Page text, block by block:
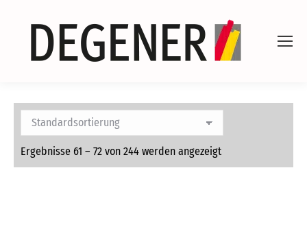
Ergebnisse 61 – 72 von 244 werden angezeigt